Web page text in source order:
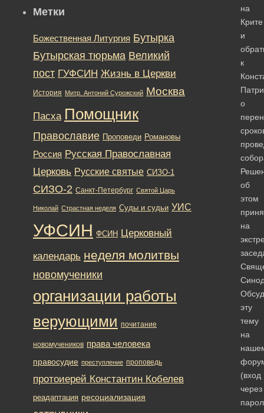
на
Крите
и
к
о
об
этом
на
эту
тему
на
(вход
через
Метки
Божественная Литургия Бутырка
Бутырская тюрьма Великий
пост ГУФСИН Жизнь в Церкви
История Митр. Антоний Сурожский Москва
Пасха Помощник
Православие Проповеди Романовы
Россия Русская Православная
Церковь Русские святые СИЗО-1
СИЗО-2 Санкт-Петербург Святой Царь
Николай Страстная неделя Суды и судьи УИС
УФСИН ФСИН Церковный
календарь неделя молитвы
новомученики
организации работы
верующими почитание
новомучеников права человека
правосудие преступление проповедь
протоиерей Константин Кобелев
реадаптация ресоциализация